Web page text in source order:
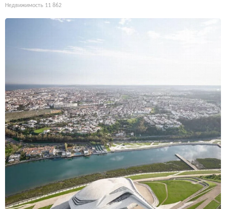
Недвижимость 11 862